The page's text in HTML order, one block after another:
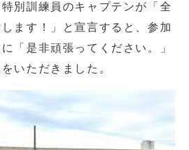
別訓練員のキャプテンが「全
ます！」と宣言すると、参加
「是非頑張ってください。」
いただきました。